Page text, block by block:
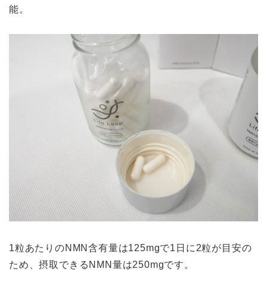
能。
1粒あたりのNMN含有量は125mgで1日に2粒が目安の
ため、摂取できるNMN量は250mgです。